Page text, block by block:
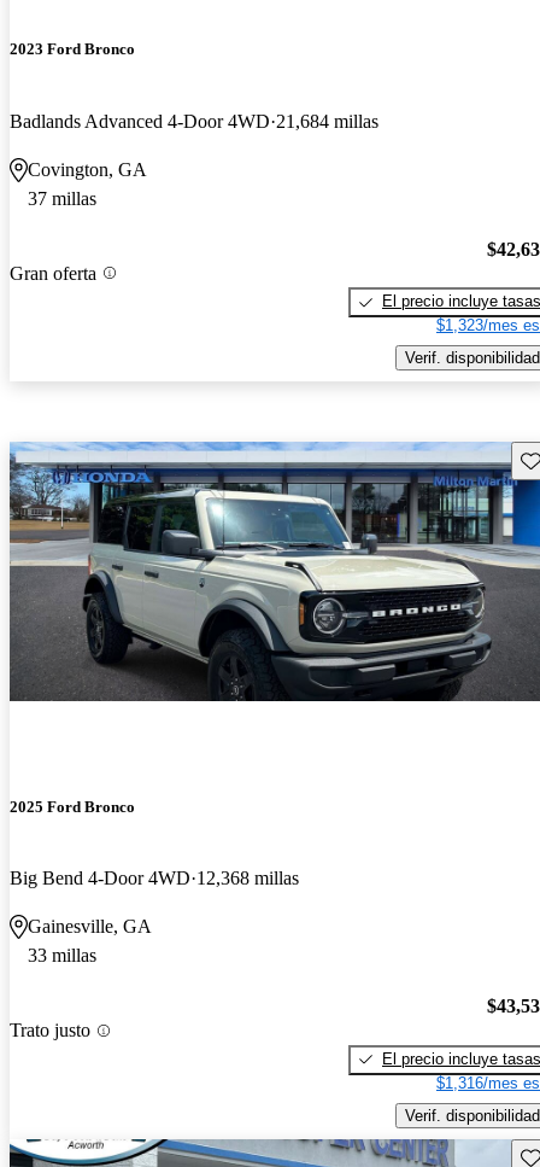
2023 Ford Bronco
Badlands Advanced 4-Door 4WD 21,684 millas
Covington, GA
37 millas
Gran oferta
El precio incluye tasas
$1,323/mes
Verif. disponibilidad
2025 Ford Bronco
Big Bend 4-Door 4WD 12,368 millas
Gainesville, GA
33 millas
Trato justo
El precio incluye tasas
$1,316/mes
Verif. disponibilidad